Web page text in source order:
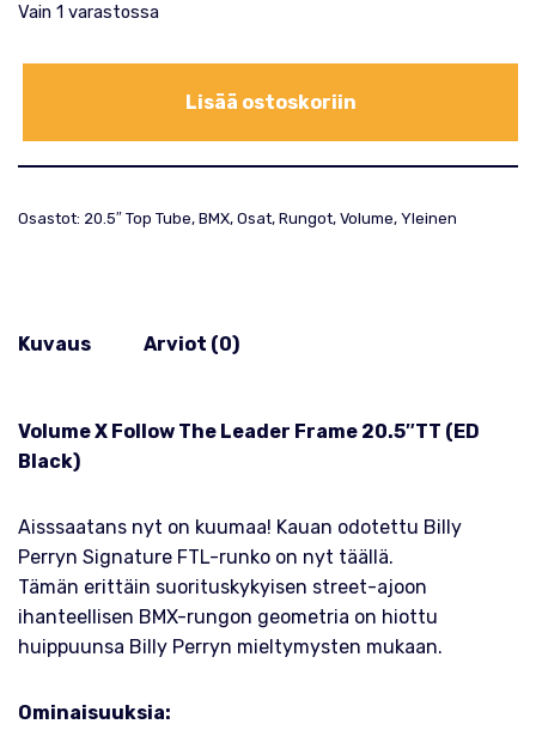
Vain 1 varastossa
Lisää ostoskoriin
Osastot: 20.5″ Top Tube, BMX, Osat, Rungot, Volume, Yleinen
Kuvaus Arviot (0)
Volume X Follow The Leader Frame 20.5″TT (ED
Black)
Aisssaatans nyt on kuumaa! Kauan odotettu Billy
Perryn Signature FTL-runko on nyt täällä.
Tämän erittäin suorituskykyisen street-ajoon
ihanteellisen BMX-rungon geometria on hiottu
huippuunsa Billy Perryn mieltymysten mukaan.
Ominaisuuksia: